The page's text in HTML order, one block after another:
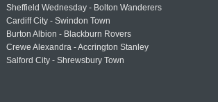
Sheffield Wednesday - Bolton Wanderers
Cardiff City - Swindon Town
Burton Albion - Blackburn Rovers
Crewe Alexandra - Accrington Stanley
Salford City - Shrewsbury Town